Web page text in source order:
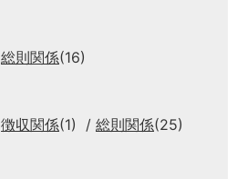
総則関係(16)
徴収関係(1) 総則関係(25)